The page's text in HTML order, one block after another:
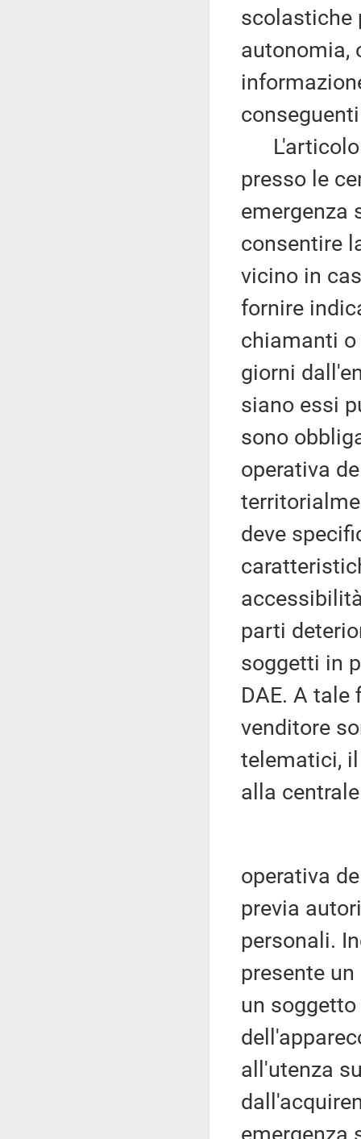
scolastiche
autonomia,
L'articolo
presso le
emergenza
consentire
vicino in
fornire
chiamanti
giorni
siano essi
sono
operativa
deve
parti
soggetti in
DAE. A
venditore
telematici,
alla centrale
operativa
previa
personali.
presente
un
all'utenza